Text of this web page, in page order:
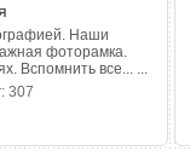
Наши
фоторамка.
Вспомнить все... ...
307